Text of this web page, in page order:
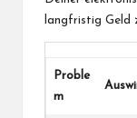
langfristig Geld
Proble
m